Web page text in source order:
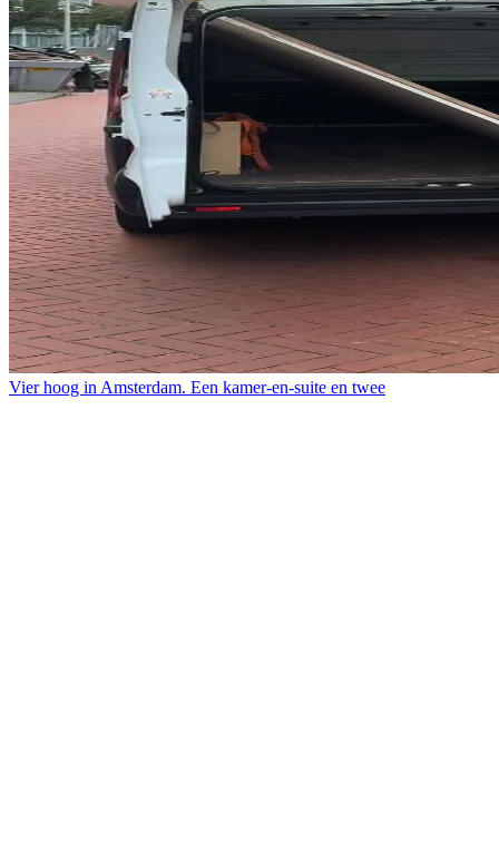
Vier hoog in Amsterdam. Een kamer-en-suite en twee